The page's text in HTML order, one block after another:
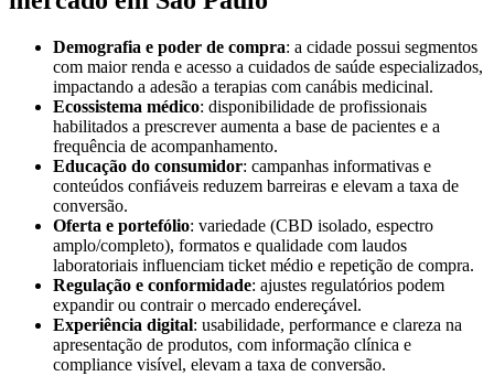
Demografia e poder de compra: a cidade possui segmentos
com maior renda e acesso a cuidados de saúde especializados,
impactando a adesão a terapias com canábis medicinal.
Ecossistema médico: disponibilidade de profissionais
habilitados a prescrever aumenta a base de pacientes e a
frequência de acompanhamento.
Educação do consumidor: campanhas informativas e
conteúdos confiáveis reduzem barreiras e elevam a taxa de
conversão.
Oferta e portefólio: variedade (CBD isolado, espectro
amplo/completo), formatos e qualidade com laudos
laboratoriais influenciam ticket médio e repetição de compra.
Regulação e conformidade: ajustes regulatórios podem
expandir ou contrair o mercado endereçável.
Experiência digital: usabilidade, performance e clareza na
apresentação de produtos, com informação clínica e
compliance visível, elevam a taxa de conversão.